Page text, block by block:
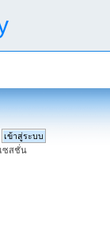
ซสชั่น